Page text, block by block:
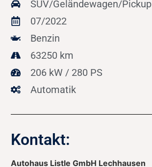
SUV/Geländewagen/Pickup
07/2022
Benzin
63250 km
206 kW / 280 PS
Automatik
Kontakt:
Autohaus Listle GmbH Lechhausen